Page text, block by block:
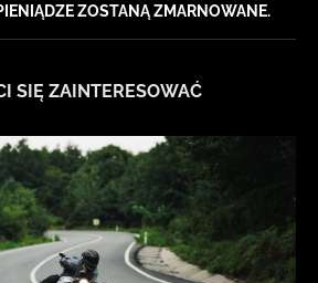
ZOSTANĄ ZMARNOWANE.
SIĘ ZAINTERESOWAĆ